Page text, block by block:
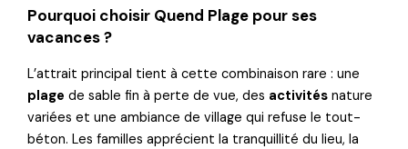
Pourquoi choisir Quend Plage pour ses
vacances ?
L’attrait principal tient à cette combinaison rare : une
plage de sable fin à perte de vue, des activités nature
variées et une ambiance de village qui refuse le tout-
béton. Les familles apprécient la tranquillité du lieu, la